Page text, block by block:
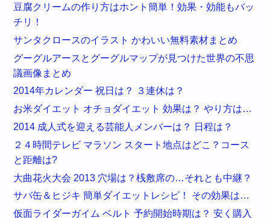
豆腐クリームの作り方はホント簡単！効果・効能もバッ
チリ！
サンタクロースのイラスト かわいい無料素材まとめ
グーグルアースとグーグルマップが見つけた世界の不思
議画像まとめ
2014年カレンダー 祝日は？ ３連休は？
お米ダイエット オチョダイエット 効果は？ やり方は…
2014 成人式を迎える芸能人メンバーは？ 日程は？
２４時間テレビ マラソン スタート地点はどこ？コース
と距離は?
大曲花火大会 2013 穴場は？桟敷席の…それとも中継？
サバ缶＆ヒジキ 簡単ダイエットレシピ！ その効果は…
仮面ライダーガイム ベルト 予約開始時期は？ 安く購入